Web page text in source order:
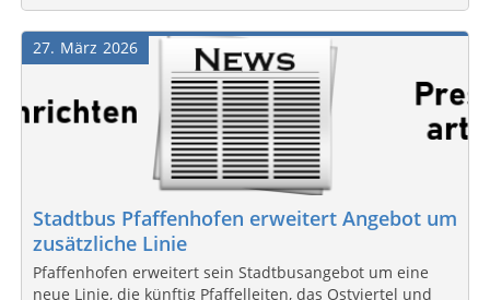
März
27 2026
Stadtbus Pfaffenhofen erweitert Angebot um
zusätzliche Linie
Pfaffenhofen erweitert sein Stadtbusangebot um eine
neue Linie, die künftig Pfaffelleiten, das Ostviertel und